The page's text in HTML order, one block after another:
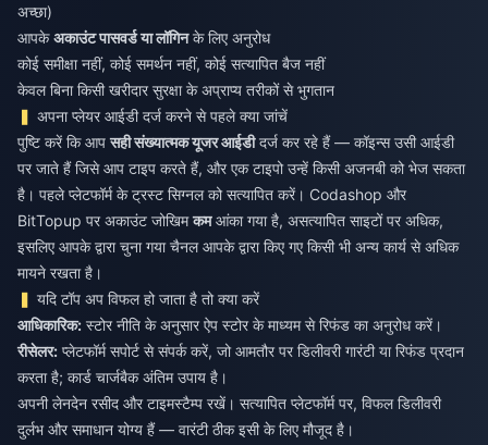
अच्छा)
आपकेअकाउंट पासवर्ड या लॉगिनके लिए अनुरोध
कोई समीक्षा नहीं, कोई समर्थन नहीं, कोई सत्यापित बैज नहीं
केवल बिना किसी खरीदार सुरक्षा के अप्राप्य तरीकों से भुगतान
अपना प्लेयर आईडी दर्ज करने से पहले क्या जांचें
पुष्टि करें कि आपसही संख्यात्मक यूजर आईडीदर्ज कर रहे हैं — कॉइन्स उसी आईडी
पर जाते हैं जिसे आप टाइप करते हैं, और एक टाइपो उन्हें किसी अजनबी को भेज सकता
है। पहले प्लेटफॉर्म के ट्रस्ट सिग्नल को सत्यापित करें। Codashop और
BitTopup पर अकाउंट जोखिमकमआंका गया है, असत्यापित साइटों पर अधिक,
इसलिए आपके द्वारा चुना गया चैनल आपके द्वारा किए गए किसी भी अन्य कार्य से अधिक
मायने रखता है।
यदि टॉप अप विफल हो जाता है तो क्या करें
आधिकारिक: स्टोर नीति के अनुसार ऐप स्टोर के माध्यम से रिफंड का अनुरोध करें।
रीसेलर: प्लेटफॉर्म सपोर्ट से संपर्क करें, जो आमतौर पर डिलीवरी गारंटी या रिफंड प्रदान
करता है; कार्ड चार्जबैक अंतिम उपाय है।
अपनी लेनदेन रसीद और टाइमस्टैम्प रखें। सत्यापित प्लेटफॉर्म पर, विफल डिलीवरी
दुर्लभ और समाधान योग्य हैं — वारंटी ठीक इसी के लिए मौजूद है।